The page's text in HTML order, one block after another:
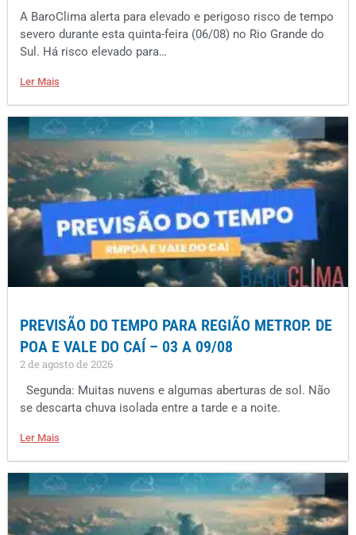
A BaroClima alerta para elevado e perigoso risco de tempo
severo durante esta quinta-feira (06/08) no Rio Grande do
Sul. Há risco elevado para…
Ler Mais
PREVISÃO DO TEMPO PARA REGIÃO METROP. DE
POA E VALE DO CAÍ – 03 A 09/08
2 de agosto de 2026
Segunda: Muitas nuvens e algumas aberturas de sol. Não
se descarta chuva isolada entre a tarde e a noite.
Ler Mais